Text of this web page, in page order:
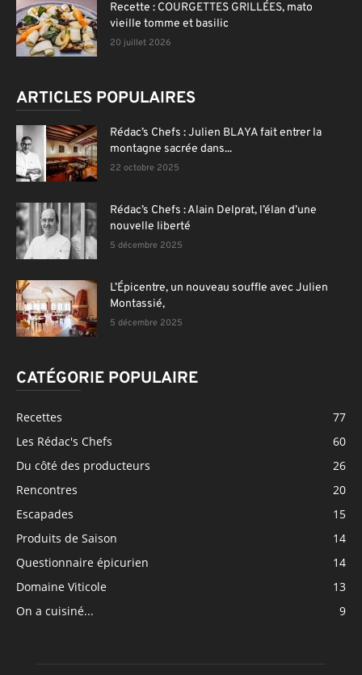
Recette : COURGETTES GRILLÉES, mato
vieille tomme et basilic
20 juillet 2026
ARTICLES POPULAIRES
Rédac’s Chefs : Julien BLAYA fait entrer la
montagne sacrée dans...
22 octobre 2025
Rédac’s Chefs : Alain Delprat, l’élan d’une
nouvelle liberté
5 décembre 2025
L’Épicentre, un nouveau souffle avec Julien
Montassié,
5 décembre 2025
CATÉGORIE POPULAIRE
Recettes
77
Les Rédac's Chefs
60
Du côté des producteurs
26
Rencontres
20
Escapades
15
Produits de Saison
14
Questionnaire épicurien
14
Domaine Viticole
13
On a cuisiné...
9